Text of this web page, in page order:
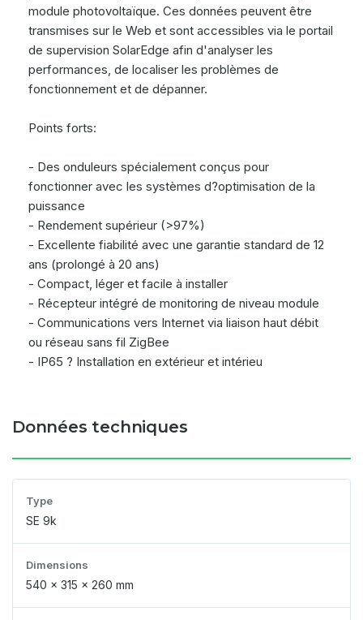
module photovoltaïque. Ces données peuvent être
transmises sur le Web et sont accessibles via le portail
de supervision SolarEdge afin d'analyser les
performances, de localiser les problèmes de
fonctionnement et de dépanner.
Points forts:
- Des onduleurs spécialement conçus pour
fonctionner avec les systèmes d?optimisation de la
puissance
- Rendement supérieur (>97%)
- Excellente fiabilité avec une garantie standard de 12
ans (prolongé à 20 ans)
- Compact, léger et facile à installer
- Récepteur intégré de monitoring de niveau module
- Communications vers Internet via liaison haut débit
ou réseau sans fil ZigBee
- IP65 ? Installation en extérieur et intérieu
Données techniques
Type
SE 9k
Dimensions
540 x 315 x 260 mm